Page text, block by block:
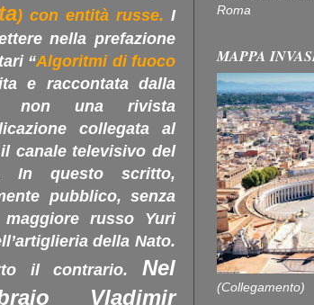
) con entità russe. I
nella prefazione
“Algoritmi di fuoco
e raccontata dalla
non una rivista
collegata al
canale televisivo del
In questo scritto,
pubblico, senza
russo Yuri
della Nato.
il contrario. Nel
Vladimir
Roma
MAPPA
(Collegamento)